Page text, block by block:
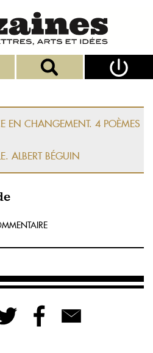
EN CHANGEMENT. 4 POÈMES
ALBERT BÉGUIN